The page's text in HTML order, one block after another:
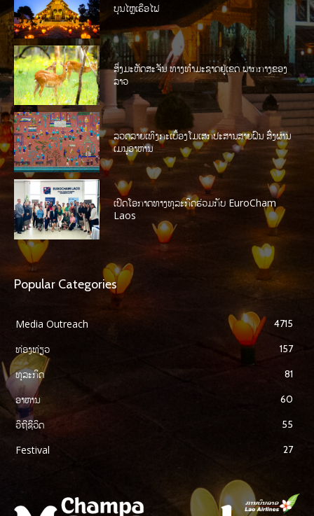
ບຸນໄຫຼເຮືອໄຟ
ສິ່ງມະຫັດສະຈັນ ທາງທໍາມະຊາດຢູ່ເຂດ ພາກກາງຂອງ
ລາວ
ລວດລາຍເທິງກະເບື້ອງໂມເສກປະສານສາຍຝົນ ສົ່ງຜ່ານ
ເມນູອາຫານ
ເປີດໂອກາດທາງທຸລະກິດຮ່ວມກັບ EuroCham
Laos
Popular Categories
Media Outreach 4715
ທ່ອງທ່ຽວ 157
ທຸລະກິດ 81
ອາຫານ 60
ວິຖີຊີວິດ 55
Festival 27